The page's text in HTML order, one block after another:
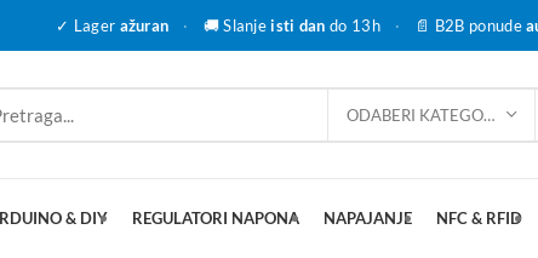
✓ Lager ažuran · 🚚 Slanjeisti dan do 13h · 📄 B2B ponude
ODABERI KATEGORIJU
& DIY REGULATORI NAPONA NAPAJANJE NFC & RFID